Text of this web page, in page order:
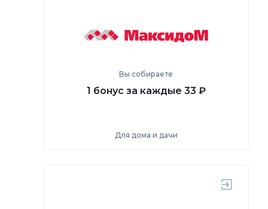
Вы собираете
1 бонус за каждые 33 ₽
Для дома и дачи